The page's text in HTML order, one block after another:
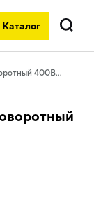
Каталог
Поиск
VALENA DIY Светорегулятор поворотный 400Вт белый